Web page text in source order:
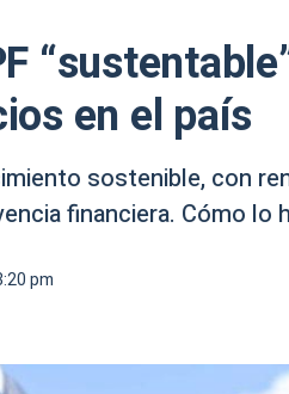
en el país
sostenible, con
financiera. Cómo lo
pm